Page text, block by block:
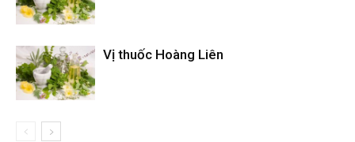
Vị thuốc Hoàng Liên